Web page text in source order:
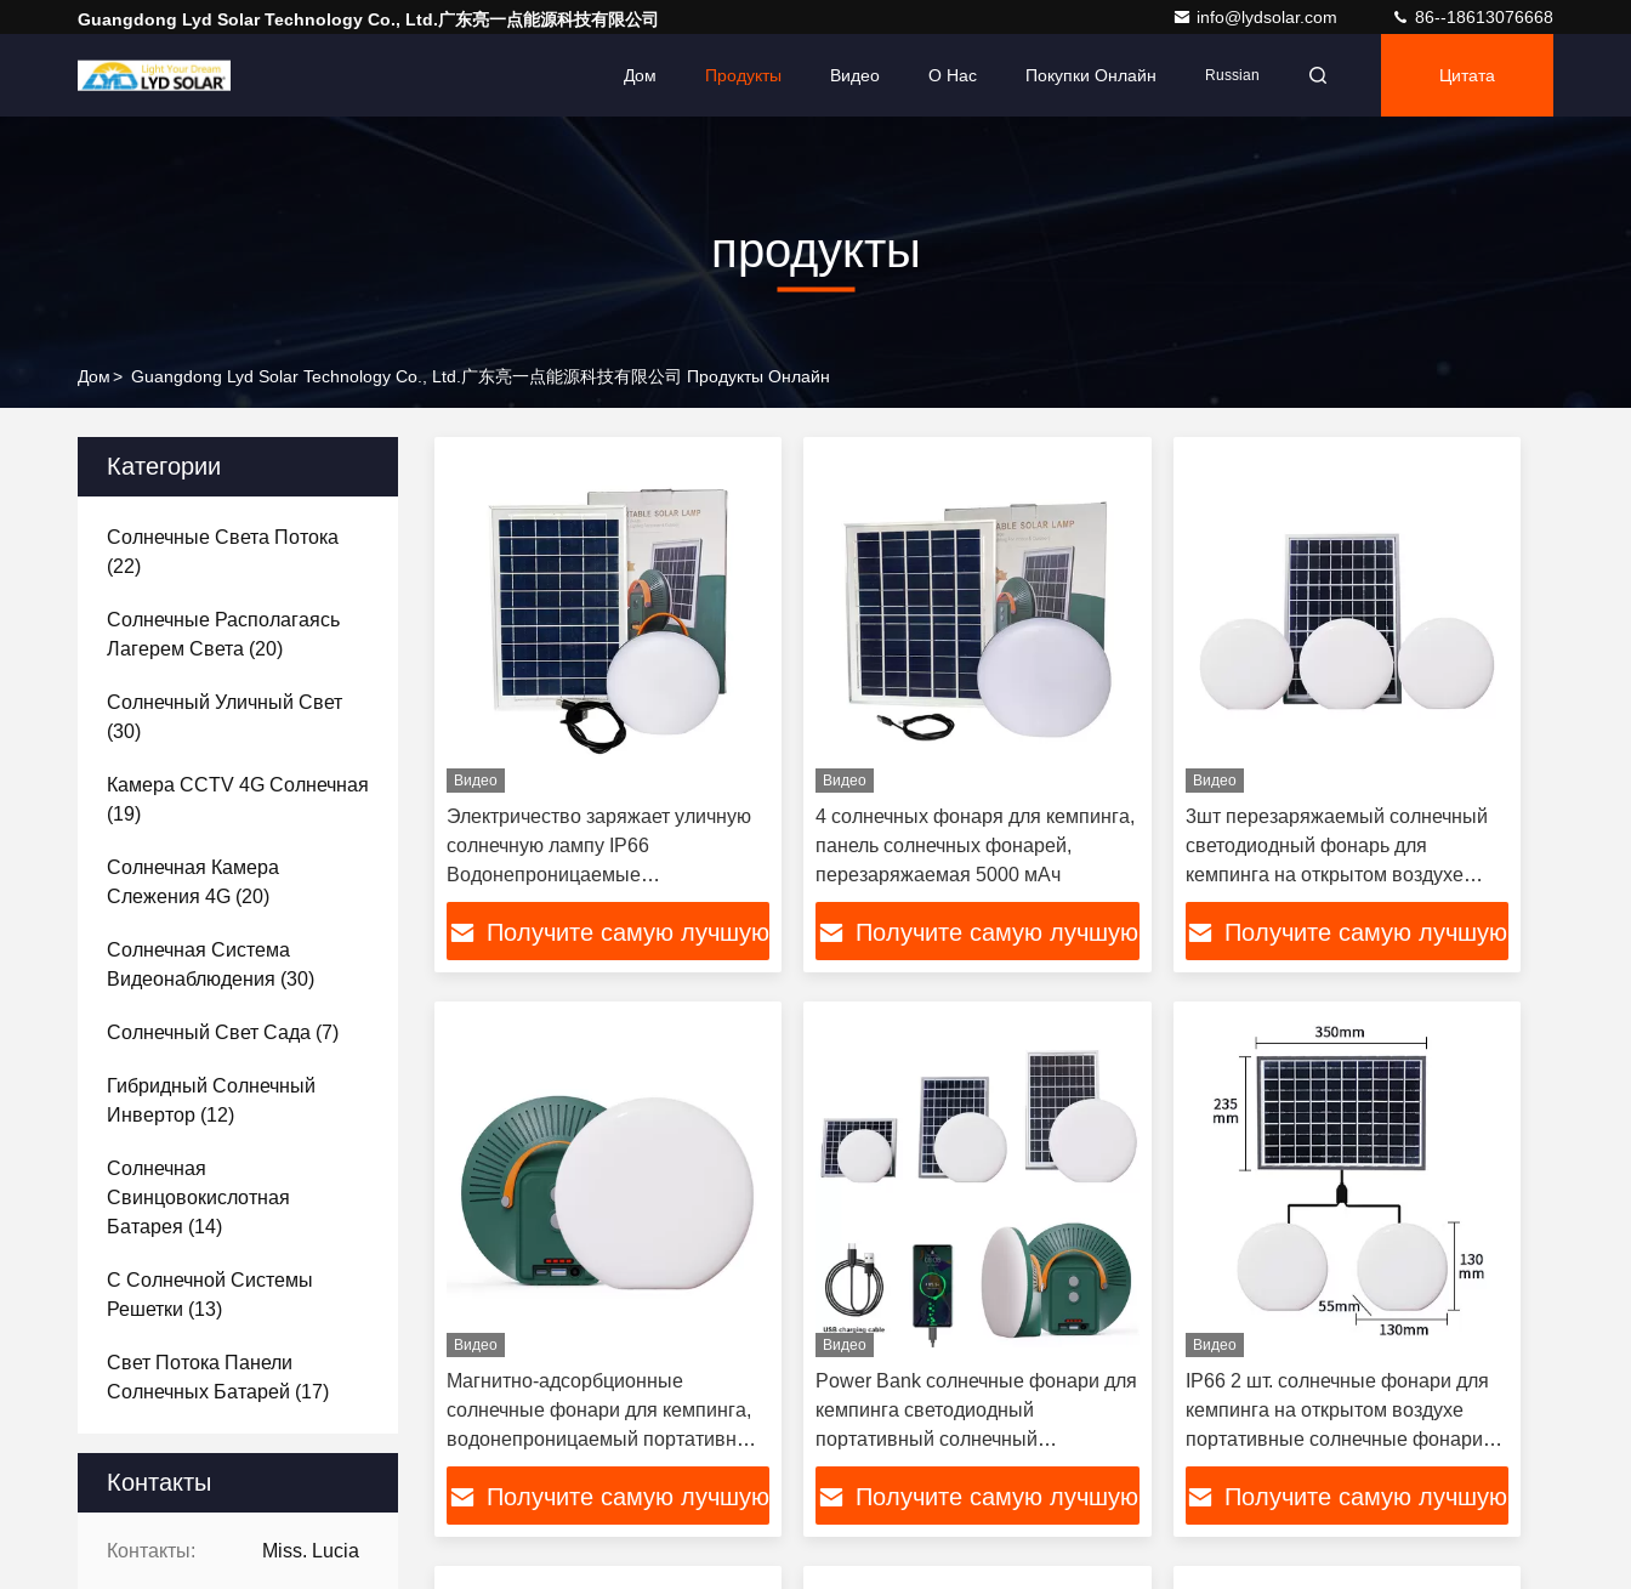
Guangdong Lyd Solar Technology Co., Ltd.广东亮一点能源科技有限公司 info@lydsolar.com 86--18613076668
Дом Продукты Видео О Нас Покупки Онлайн Russian Цитата
продукты
Дом> Guangdong Lyd Solar Technology Co., Ltd.广东亮一点能源科技有限公司 Продукты Онлайн
Категории
Солнечные Света Потока
(22)
Солнечные Располагаясь
Лагерем Света (20)
Солнечный Уличный Свет
(30)
Камера CCTV 4G Солнечная
(19)
Солнечная Камера
Слежения 4G (20)
Солнечная Система
Видеонаблюдения (30)
Солнечный Свет Сада (7)
Гибридный Солнечный
Инвертор (12)
Солнечная
Свинцовокислотная
Батарея (14)
С Солнечной Системы
Решетки (13)
Свет Потока Панели
Солнечных Батарей (17)
Контакты
Контакты: Miss. Lucia
Видео
Электричество заряжает уличную
солнечную лампу IP66
Водонепроницаемые
светодиодные солнечные фонари
Получите самую лучшую
Видео
4 солнечных фонаря для кемпинга,
панель солнечных фонарей,
перезаряжаемая 5000 мАч
Получите самую лучшую
Видео
3шт перезаряжаемый солнечный
светодиодный фонарь для
кемпинга на открытом воздухе
портативный
Получите самую лучшую
Видео
Магнитно-адсорбционные
солнечные фонари для кемпинга,
водонепроницаемый портативный
солнечный зарядный светильник
для кемпинга
Получите самую лучшую
Видео
Power Bank солнечные фонари для
кемпинга светодиодный
портативный солнечный
перезаряжаемый фонарь
Получите самую лучшую
Видео
IP66 2 шт. солнечные фонари для
кемпинга на открытом воздухе
портативные солнечные фонари
для кемперов
Получите самую лучшую